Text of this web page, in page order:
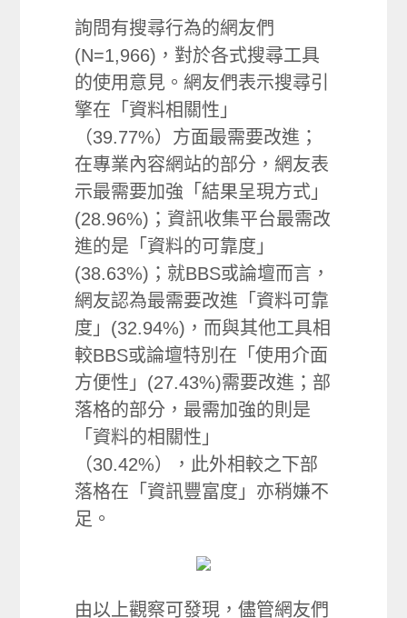
詢問有搜尋行為的網友們
(N=1,966)，對於各式搜尋工具
的使用意見。網友們表示搜尋引
擎在「資料相關性」
（39.77%）方面最需要改進；
在專業內容網站的部分，網友表
示最需要加強「結果呈現方式」
(28.96%)；資訊收集平台最需改
進的是「資料的可靠度」
(38.63%)；就BBS或論壇而言，
網友認為最需要改進「資料可靠
度」(32.94%)，而與其他工具相
較BBS或論壇特別在「使用介面
方便性」(27.43%)需要改進；部
落格的部分，最需加強的則是
「資料的相關性」
（30.42%），此外相較之下部
落格在「資訊豐富度」亦稍嫌不
足。
由以上觀察可發現，儘管網友們